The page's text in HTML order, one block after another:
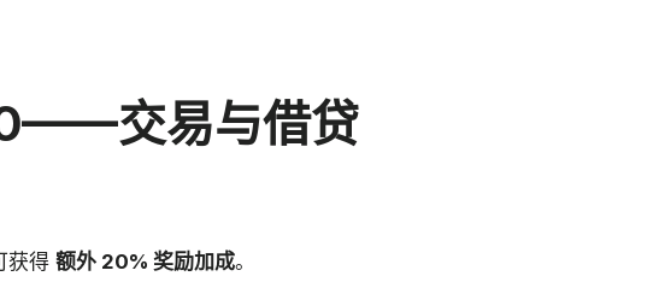
交易与借贷
获得 额外 20% 奖励加成。